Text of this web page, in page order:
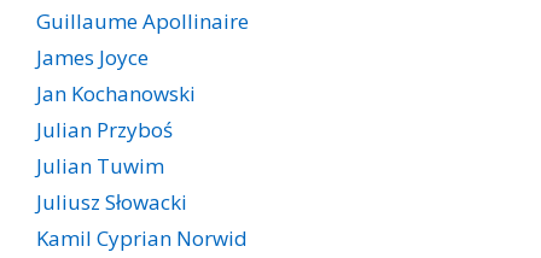
Guillaume Apollinaire
James Joyce
Jan Kochanowski
Julian Przyboś
Julian Tuwim
Juliusz Słowacki
Kamil Cyprian Norwid